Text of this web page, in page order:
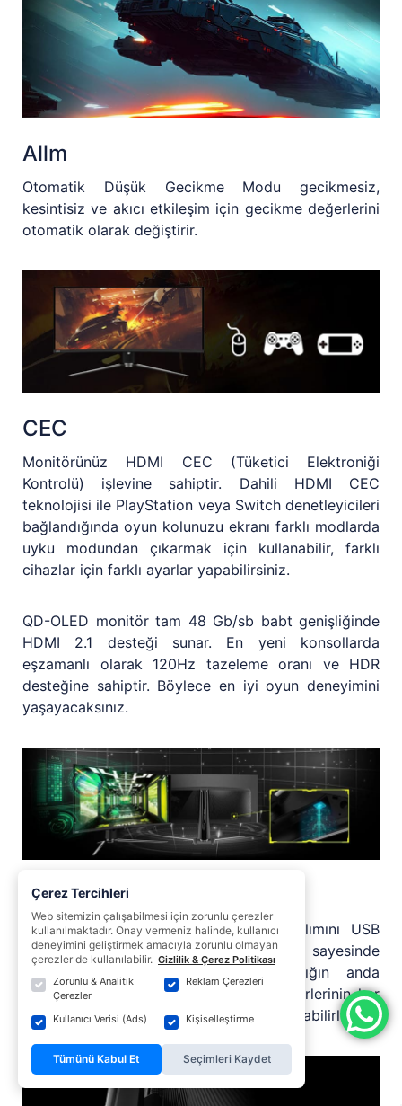
Allm
Otomatik Düşük Gecikme Modu gecikmesiz,
kesintisiz ve akıcı etkileşim için gecikme değerlerini
otomatik olarak değiştirir.
CEC
Monitörünüz HDMI CEC (Tüketici Elektroniği
Kontrolü) işlevine sahiptir. Dahili HDMI CEC
teknolojisi ile PlayStation veya Switch denetleyicileri
bağlandığında oyun kolunuzu ekranı farklı modlarda
uyku modundan çıkarmak için kullanabilir, farklı
cihazlar için farklı ayarlar yapabilirsiniz.
QD-OLED monitör tam 48 Gb/sb babt genişliğinde
HDMI 2.1 desteği sunar. En yeni konsollarda
eşzamanlı olarak 120Hz tazeleme oranı ve HDR
desteğine sahiptir. Böylece en iyi oyun deneyimini
yaşayacaksınız.
Firmware güncellemeleri
MAG 341CQP QD-OLED firmware yazılımını USB
üzerinden güncelleyebilirsiniz. Bu özellik sayesinde
kullanıcılar MSI tarafından yayınlandığın anda
yazılımı kendileri yükseltebilir ve monitörlerinin her
zaman en iyi şekilde çalıştığından emin olabilirler.
Çerez Tercihleri
Web sitemizin çalışabilmesi için zorunlu çerezler
kullanılmaktadır. Onay vermeniz halinde, kullanıcı
deneyimini geliştirmek amacıyla zorunlu olmayan
çerezler de kullanılabilir. Gizlilik & Çerez Politikası
Zorunlu & Analitik
Çerezler
Reklam Çerezleri
Kullanıcı Verisi (Ads) Kişiselleştirme
Tümünü Kabul Et Seçimleri Kaydet